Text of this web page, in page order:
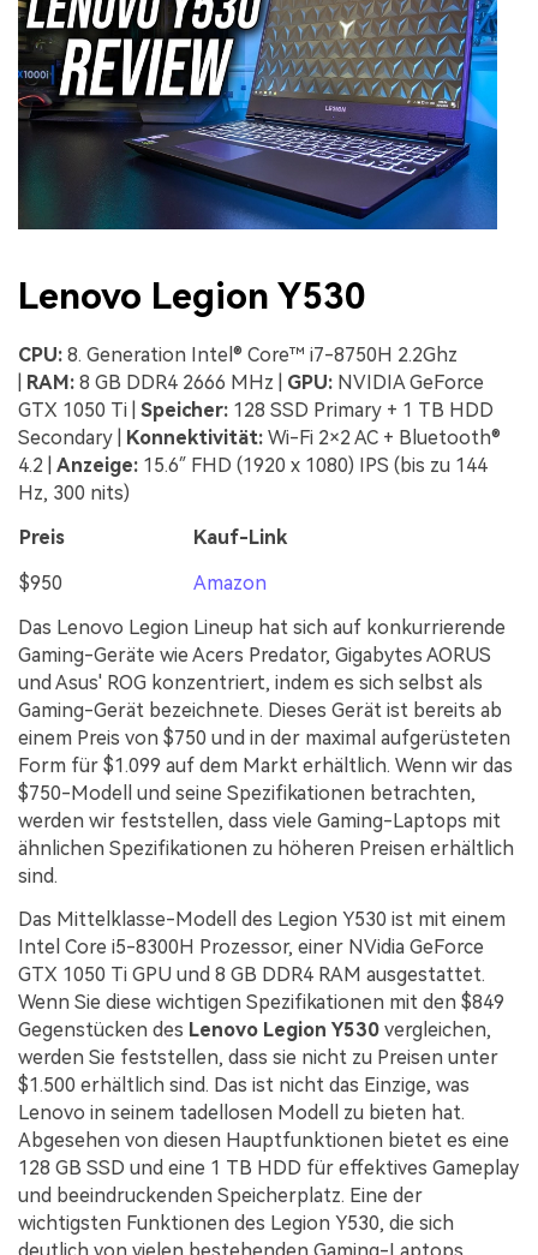
Lenovo Legion Y530
CPU: 8. Generation Intel® Core™ i7-8750H 2.2Ghz
RAM: 8 GB DDR4 2666 MHz | GPU: NVIDIA GeForce
GTX 1050 Ti | Speicher: 128 SSD Primary + 1 TB HDD
Secondary |
Konnektivität: Wi-Fi 2×2 AC + Bluetooth®
4.2 | Anzeige: 15.6″ FHD (1920 x 1080) IPS (bis zu 144
Hz, 300 nits)
Preis
Kauf-Link
$950
Amazon
Das Lenovo Legion Lineup hat sich auf konkurrierende
Gaming-Geräte wie Acers Predator, Gigabytes AORUS
und Asus' ROG konzentriert, indem es sich selbst als
Gaming-Gerät bezeichnete. Dieses Gerät ist bereits ab
einem Preis von $750 und in der maximal aufgerüsteten
Form für $1.099 auf dem Markt erhältlich. Wenn wir das
$750-Modell und seine Spezifikationen betrachten,
werden wir feststellen, dass viele Gaming-Laptops mit
ähnlichen Spezifikationen zu höheren Preisen erhältlich
sind.
Das Mittelklasse-Modell des Legion Y530 ist mit einem
Intel Core i5-8300H Prozessor, einer NVidia GeForce
GTX 1050 Ti GPU und 8 GB DDR4 RAM ausgestattet.
Wenn Sie diese wichtigen Spezifikationen mit den $849
Gegenstücken des Lenovo Legion Y530 vergleichen,
werden Sie feststellen, dass sie nicht zu Preisen unter
$1.500 erhältlich sind. Das ist nicht das Einzige, was
Lenovo in seinem tadellosen Modell zu bieten hat.
Abgesehen von diesen Hauptfunktionen bietet es eine
128 GB SSD und eine 1 TB HDD für effektives Gameplay
und beeindruckenden Speicherplatz. Eine der
wichtigsten Funktionen des Legion Y530, die sich